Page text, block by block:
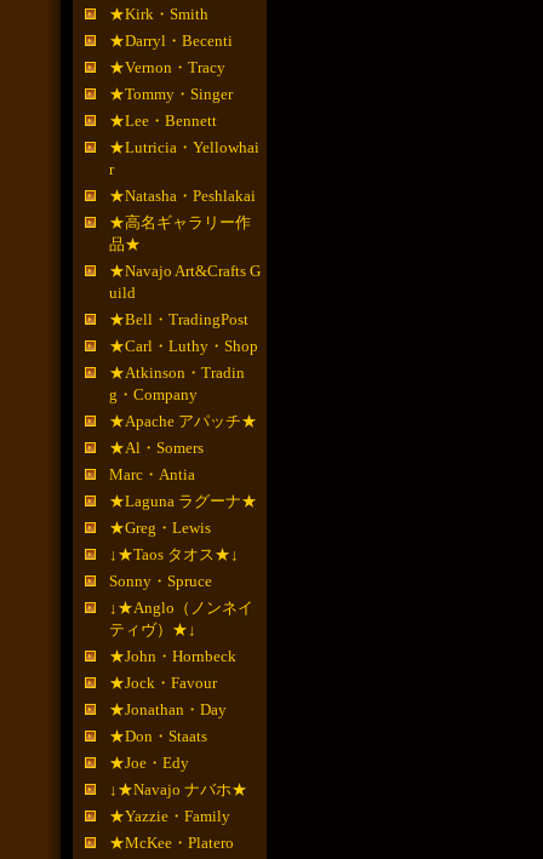
★Kirk・Smith
★Darryl・Becenti
★Vernon・Tracy
★Tommy・Singer
★Lee・Bennett
★Lutricia・Yellowhai
r
★Natasha・Peshlakai
★高名ギャラリー作
品★
★Navajo Art&Crafts G
uild
★Bell・TradingPost
★Carl・Luthy・Shop
★Atkinson・Tradin
g・Company
★Apache アパッチ★
★Al・Somers
Marc・Antia
★Laguna ラグーナ★
★Greg・Lewis
↓★Taos タオス★↓
Sonny・Spruce
↓★Anglo（ノンネイ
ティヴ）★↓
★John・Hornbeck
★Jock・Favour
★Jonathan・Day
★Don・Staats
★Joe・Edy
↓★Navajo ナバホ★
★Yazzie・Family
★McKee・Platero